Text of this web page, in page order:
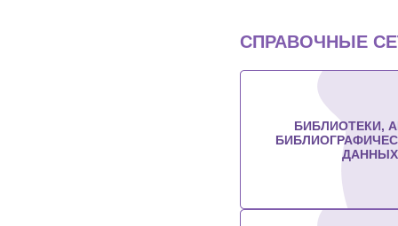
СПРАВОЧНЫЕ
БИБЛИОТЕКИ,
ДАННЫХ